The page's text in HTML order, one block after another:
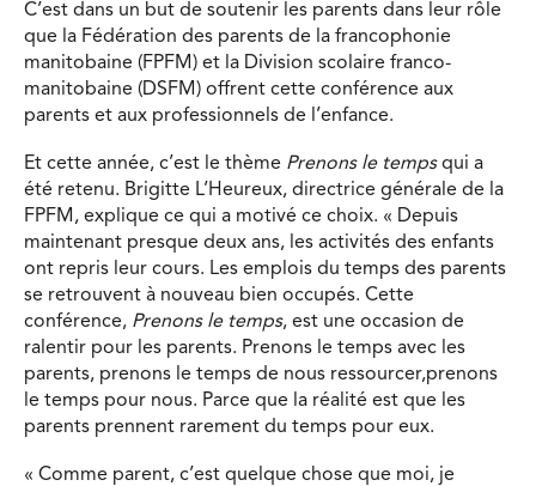
C’est dans un but de soutenir les parents dans leur rôle
que la Fédération des parents de la francophonie
manitobaine (FPFM) et la Division scolaire franco-
manitobaine (DSFM) offrent cette conférence aux
parents et aux professionnels de l’enfance.
Et cette année, c’est le thème Prenons le tempsqui a
été retenu. Brigitte L’Heureux, directrice générale de la
FPFM, explique ce qui a motivé ce choix. « Depuis
maintenant presque deux ans, les activités des enfants
ont repris leur cours. Les emplois du temps des parents
se retrouvent à nouveau bien occupés. Cette
conférence, Prenons le temps, est une occasion de
ralentir pour les parents. Prenons le temps avec les
parents, prenons le temps de nous ressourcer,prenons
le temps pour nous. Parce que la réalité est que les
parents prennent rarement du temps pour eux.
« Comme parent, c’est quelque chose que moi, je